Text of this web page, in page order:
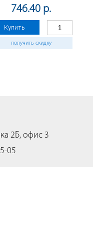
4501N
4101N/5001N/3100N
(CET), CET281012
746.40 р.
Купить
получить скидку
2Б, офис 3
05